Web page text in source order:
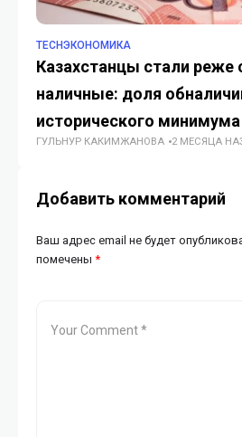
TECHЭКОНОМИКА
Казахстанцы стали реже
наличные: доля
исторического минимума
ГУЛЬНУР КАКИМЖАНОВА 2 МЕСЯЦА
Добавить комментарий
Ваш адрес email не будет
помечены *